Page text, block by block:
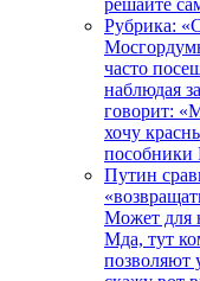
Рубрика:
часто
наблюдая
говорит:
хочу
пособники
Путин
Может для
Мда, тут